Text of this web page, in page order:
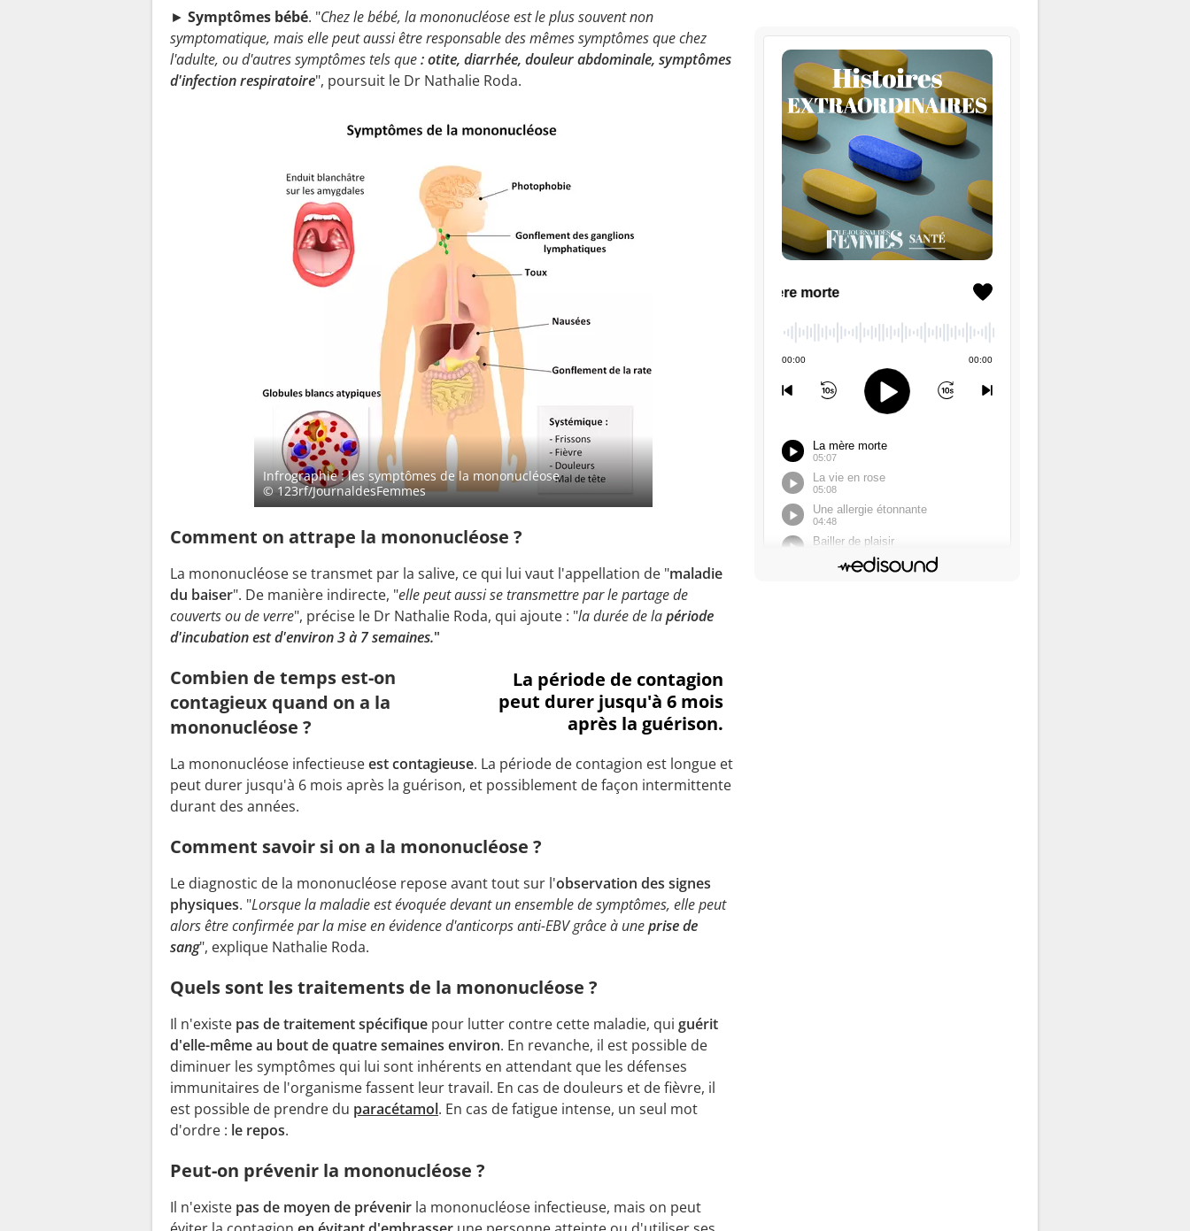
► Symptômes bébé. "Chez le bébé, la mononucléose est le plus souvent non
symptomatique, mais elle peut aussi être responsable des mêmes symptômes que chez
l'adulte, ou d'autres symptômes tels que: otite, diarrhée, douleur abdominale, symptômes
d'infection respiratoire", poursuit le Dr Nathalie Roda.
Infrographie : les symptômes de la mononucléose
© 123rf/JournaldesFemmes
Comment on attrape la mononucléose ?
La mononucléose se transmet par la salive, ce qui lui vaut l'appellation de "maladie
du baiser". De manière indirecte, "elle peut aussi se transmettre par le partage de
couverts ou de verre", précise le Dr Nathalie Roda, qui ajoute : "la durée de lapériode
d'incubation est d'environ 3 à 7 semaines."
La période de contagion
peut durer jusqu'à 6 mois
après la guérison.
Combien de temps est-on
contagieux quand on a la
mononucléose ?
La mononucléose infectieuseest contagieuse. La période de contagion est longue et
peut durer jusqu'à 6 mois après la guérison, et possiblement de façon intermittente
durant des années.
Comment savoir si on a la mononucléose ?
Le diagnostic de la mononucléose repose avant tout sur l'observation des signes
physiques. "Lorsque la maladie est évoquée devant un ensemble de symptômes, elle peut
alors être confirmée par la mise en évidence d'anticorps anti-EBV grâce à uneprise de
sang", explique Nathalie Roda.
Quels sont les traitements de la mononucléose ?
Il n'existe pas de traitement spécifique pour lutter contre cette maladie, qui guérit
d'elle-même au bout de quatre semaines environ. En revanche, il est possible de
diminuer les symptômes qui lui sont inhérents en attendant que les défenses
immunitaires de l'organisme fassent leur travail. En cas de douleurs et de fièvre, il
est possible de prendre du paracétamol. En cas de fatigue intense, un seul mot
d'ordre : le repos.
Peut-on prévenir la mononucléose ?
Il n'existe pas de moyen de prévenir la mononucléose infectieuse, mais on peut